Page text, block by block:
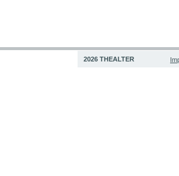
2026 THEALTER